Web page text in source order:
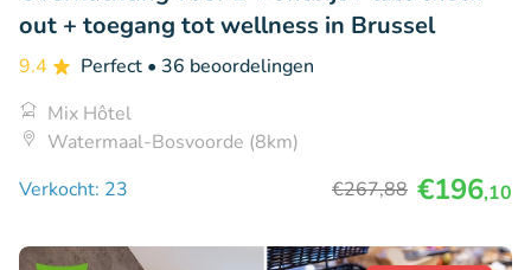
out + toegang tot wellness in Brussel
9.4 Perfect • 36 beoordelingen
Mix Hôtel
Watermaal-Bosvoorde (8km)
Verkocht: 23
€267,88 €196,10